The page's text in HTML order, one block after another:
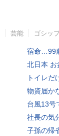
芸能 ゴシッ
宿命…99
北日本 お
トイレだ
物資届か
台風13号
社長の気
子孫の帰